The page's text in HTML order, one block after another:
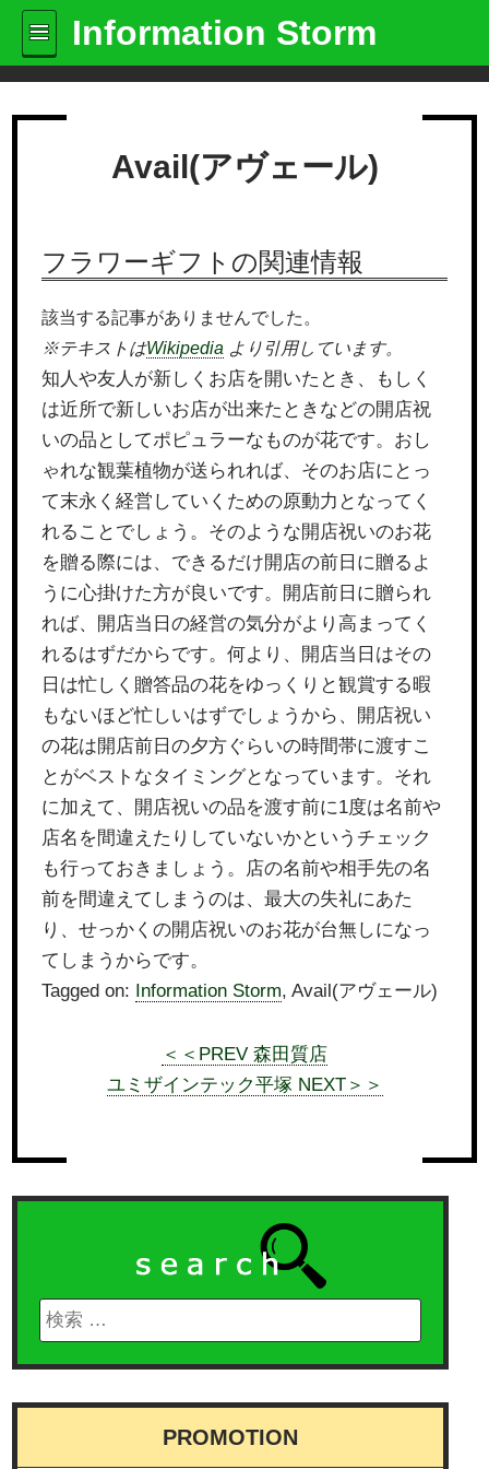
Information Storm
Avail(アヴェール)
フラワーギフトの関連情報
該当する記事がありませんでした。
※テキストはWikipedia より引用しています。
知人や友人が新しくお店を開いたとき、もしく
は近所で新しいお店が出来たときなどの開店祝
いの品としてポピュラーなものが花です。おし
ゃれな観葉植物が送られれば、そのお店にとっ
て末永く経営していくための原動力となってく
れることでしょう。そのような開店祝いのお花
を贈る際には、できるだけ開店の前日に贈るよ
うに心掛けた方が良いです。開店前日に贈られ
れば、開店当日の経営の気分がより高まってく
れるはずだからです。何より、開店当日はその
日は忙しく贈答品の花をゆっくりと観賞する暇
もないほど忙しいはずでしょうから、開店祝い
の花は開店前日の夕方ぐらいの時間帯に渡すこ
とがベストなタイミングとなっています。それ
に加えて、開店祝いの品を渡す前に1度は名前や
店名を間違えたりしていないかというチェック
も行っておきましょう。店の名前や相手先の名
前を間違えてしまうのは、最大の失礼にあた
り、せっかくの開店祝いのお花が台無しになっ
てしまうからです。
Tagged on: Information Storm, Avail(アヴェール)
＜＜PREV 森田質店
ユミザインテック平塚 NEXT＞＞
PROMOTION